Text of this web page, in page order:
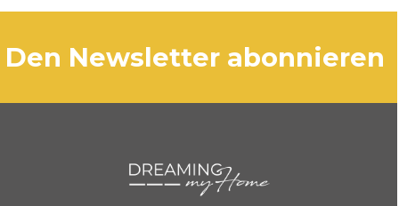
den Newsletter abonnieren